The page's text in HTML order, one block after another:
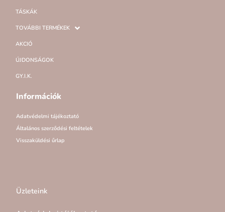
TÁSKÁK
TOVÁBBI TERMÉKEK
AKCIÓ
ÚJDONSÁGOK
GY.I.K.
Információk
Adatvédelmi tájékoztató
Általános szerződési feltételek
Visszaküldési űrlap
Üzleteink